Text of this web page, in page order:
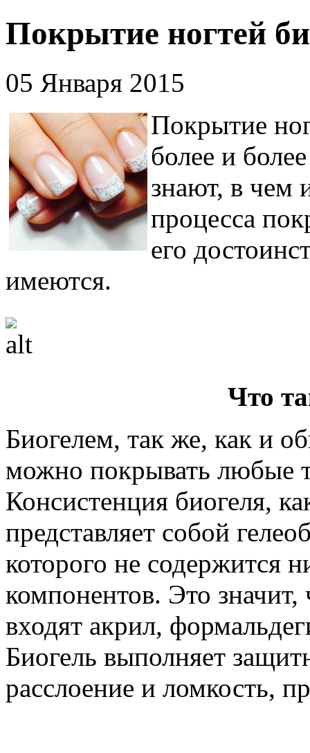
Покрытие ногтей
05 Января 2015
Покрытие
более и
знают, в чем
процесса
его
имеются.
Что
Биогелем, так же, как и
можно покрывать любые
Консистенция биогеля,
представляет собой
которого не содержится
компонентов. Это
входят акрил,
Биогель выполняет
расслоение и ломкость,